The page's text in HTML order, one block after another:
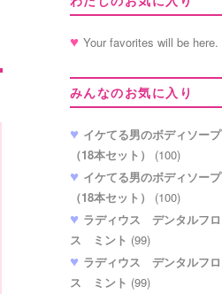
Your favorites will be here.
みんなのお気に入り
イケてる男のボディソープ
（18本セット）
(100)
イケてる男のボディソープ
（18本セット）
(100)
ラディウス デンタルフロ
ス ミント (99)
ラディウス デンタルフロ
ス ミント (99)